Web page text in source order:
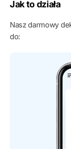
Jak to działa
Nasz darmowy
do: